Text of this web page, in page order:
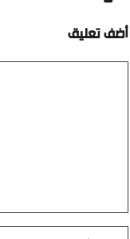
أضف تعليق